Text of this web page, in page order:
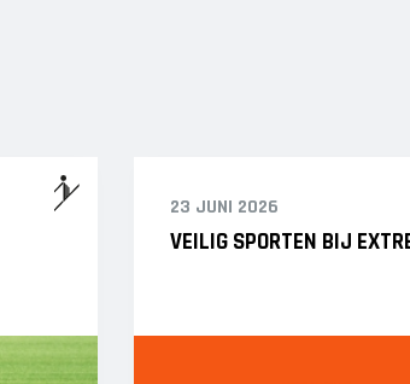
23 JUNI 2026
VEILIG SPORTEN BIJ